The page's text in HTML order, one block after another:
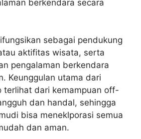
berkendara secara
sebagai pendukung
aktifitas wisata, serta
pengalaman berkendara
Keunggulan utama dari
terlihat dari kemampuan off-
dan handal, sehingga
bisa meneklporasi semua
dan aman.